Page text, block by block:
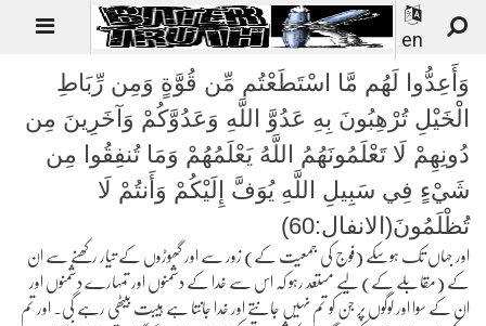
en
وَأَعِدُّوا لَهُم مَّا اسْتَطَعْتُم مِّن قُوَّةٍ وَمِن رِّبَاطِ
الْخَيْلِ تُرْهِبُونَ بِهِ عَدُوَّ اللَّهِ وَعَدُوَّكُمْ وَآخَرِينَ مِن
دُونِهِمْ لَا تَعْلَمُونَهُمُ اللَّهُ يَعْلَمُهُمْ وَمَا تُنفِقُوا مِن
شَيْءٍ فِي سَبِيلِ اللَّهِ يُوَفَّ إِلَيْكُمْ وَأَنتُمْ لَا
تُظْلَمُونَ(الانفال:60)
اور جہاں تک ہوسکے (فوج کی جمعیت کے) زور سے اور گھوڑوں کے تیار رکھنے سے ان
کے (مقابلے کے) لیے مستعد رہو کہ اس سے خدا کے دشمنوں اور تمہارے دشمنوں اور
ان کے سوا اور لوگوں پر جن کو تم نہیں جانتے اور خدا جانتا ہے ہیبت بیٹھی رہے گی۔ اور تم